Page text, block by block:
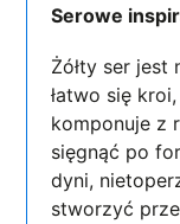
Serowe
Żółty ser
łatwo się
komponuje z
sięgnąć po
dyni,
stworzyć